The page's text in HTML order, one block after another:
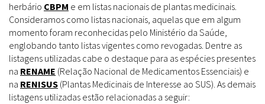
herbário CBPM e em listas nacionais de plantas medicinais.
Consideramos como listas nacionais, aquelas que em algum
momento foram reconhecidas pelo Ministério da Saúde,
englobando tanto listas vigentes como revogadas. Dentre as
listagens utilizadas cabe o destaque para as espécies presentes
na RENAME (Relação Nacional de Medicamentos Essenciais) e
na RENISUS (Plantas Medicinais de Interesse ao SUS). As demais
listagens utilizadas estão relacionadas a seguir: